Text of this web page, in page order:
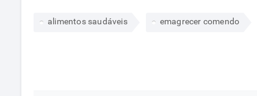
alimentos saudáveis emagrecer comendo